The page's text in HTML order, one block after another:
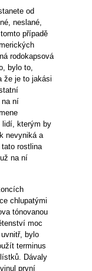
od
neslané,
případě
rodokapsová
bylo to,
že je to jakási
na ní
lidí, kterým by
nevyniká a
rostlina
na ní
chlupatými
tónovanou
moc
bylo
terminus
Dávaly
první